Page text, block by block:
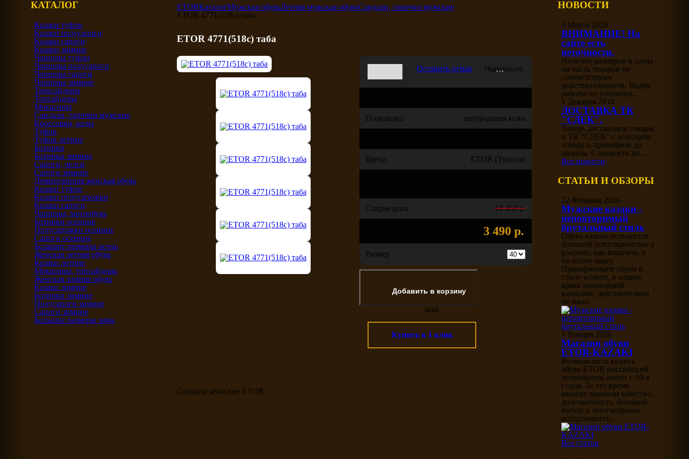
КАТАЛОГ
Казаки туфли
Казаки полусапоги
Казаки сапоги
Казаки зимние
Чопперы туфли
Чопперы полусапоги
Чопперы сапоги
Чопперы зимние
Трексайдеры
Топсайдеры
Мокасины
Сандали, тапочки мужские
Кроссовки, кеды
Туфли
Туфли летние
Ботинки
Ботинки зимние
Сапоги, челси
Сапоги зимние
Демисезонная женская обувь
Казаки туфли
Казаки полусапожки
Казаки сапоги
Чопперы, мотообувь
Ботинки осенние
Полусапожки осенние
Сапоги осенние
Большие размеры осень
Женская летняя обувь
Казаки летние
Мокасины, топсайдеры
Женская зимняя обувь
Казаки зимние
Ботинки зимние
Полусапоги зимние
Сапоги зимние
Большие размеры зима
ETORКаталогМужская обувьЛетняя мужская обувьСандали, тапочки мужские
ETOR 4771(518с) таба
ETOR 4771(518с) таба
Оставить отзыв
Подкладка натуральная кожа
Бренд ETOR (Турция)
Старая цена 10 450 р.
3 490 р.
Размер
или
Купить в 1 клик
Сандали мужские ETOR
НОВОСТИ
1 Марта 2026
ВНИМАНИЕ! На
сайте есть
неточности.
Наличие размеров и цены
на часть товаров не
соответствуют
действительности, Ведём
работы по уточнени...
1 Декабря 2018
ДОСТАВКА ТК
"СДЕК".
Теперь доставляем товары
и ТК "СДЕК" с осмотром
товара и примеркой до
оплаты. Стоимость до...
Все новости
СТАТЬИ И ОБЗОРЫ
22 Февраля 2026
Мужские казаки -
неповторимый
брутальный стиль
Обувь казаки пользуется
большой популярностью у
россиян, как впрочем, и
по всему миру.
Приверженцев обуви в
стиле western, в наших
краях называемой
казаками, действительно
не мало.
1 Января 2026
Магазин обуви
ETOR-KAZAKI
Возможность купить
обувь ETOR российский
потребитель имеет с 90-х
годов. За это время
многие оценили качество,
долговечность, большой
выбор и многообразие
ассортимента...
Все статьи